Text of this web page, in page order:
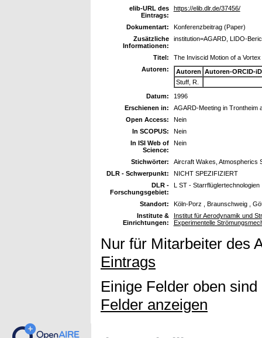
elib-URL des
Eintrags:
https://elib.dlr.de/37456/
Dokumentart:
Konferenzbeitrag (Paper)
Zusätzliche
Informationen:
institution=AGARD, LIDO-
Titel:
The Inviscid Motion of a
Autoren:
Autoren Autoren-ORCID-iD
Stuff, R.
Datum:
1996
Erschienen in:
AGARD-Meeting in Trontheim
Open Access:
Nein
In SCOPUS:
Nein
In ISI Web of
Science:
Nein
Stichwörter:
Aircraft Wakes, Atmospherics
DLR - Schwerpunkt:
NICHT SPEZIFIZIERT
DLR -
Forschungsgebiet:
L ST - Starrflüglertechnologien
Standort:
Köln-Porz , Braunschweig ,
Institute &
Einrichtungen:
Institut für Aerodynamik und
Experimentelle
Nur für Mitarbeiter des
Eintrags
Einige Felder oben
Felder anzeigen